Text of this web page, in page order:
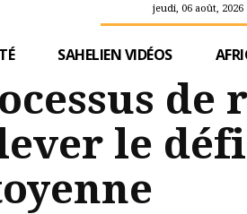
jeudi, 06 août, 2026
SAHELIEN VIDÉOS
le